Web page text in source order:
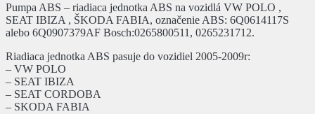
Pumpa ABS – riadiaca jednotka ABS na vozidlá VW POLO ,
SEAT IBIZA , ŠKODA FABIA, označenie ABS: 6Q0614117S
alebo 6Q0907379AF Bosch:0265800511, 0265231712.
Riadiaca jednotka ABS pasuje do vozidiel 2005-2009r:
– VW POLO
– SEAT IBIZA
– SEAT CORDOBA
– SKODA FABIA